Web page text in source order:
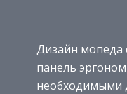
Дизайн мопеда
панель
необходимыми